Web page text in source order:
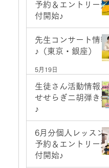
予約＆エントリー受
付開始♪
先生コンサート情報
♪（東京・銀座）
5月19日
生徒さん活動情報♪
せせらぎ二胡弾き会
♪
6月分個人レッスン
予約＆エントリー受
付開始♪